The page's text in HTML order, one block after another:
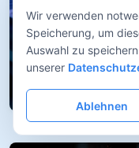
Wir verwenden
Speicherung, um
Auswahl zu
unserer
Ablehnen